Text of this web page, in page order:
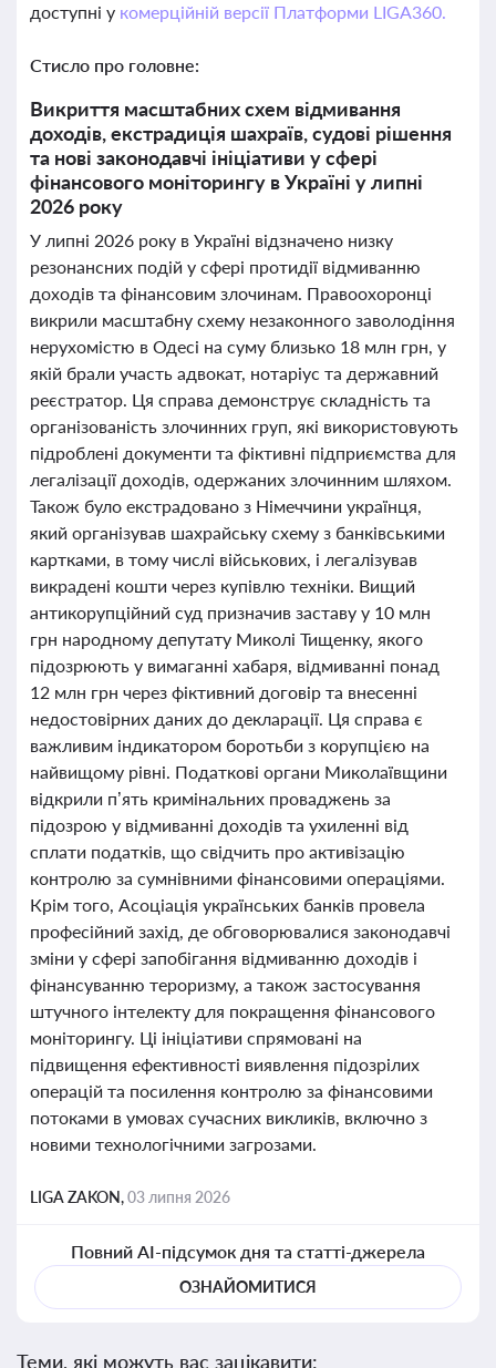
доступні у комерційній версії Платформи LIGA360.
Стисло про головне:
Викриття масштабних схем відмивання
доходів, екстрадиція шахраїв, судові рішення
та нові законодавчі ініціативи у сфері
фінансового моніторингу в Україні у липні
2026 року
У липні 2026 року в Україні відзначено низку
резонансних подій у сфері протидії відмиванню
доходів та фінансовим злочинам. Правоохоронці
викрили масштабну схему незаконного заволодіння
нерухомістю в Одесі на суму близько 18 млн грн, у
якій брали участь адвокат, нотаріус та державний
реєстратор. Ця справа демонструє складність та
організованість злочинних груп, які використовують
підроблені документи та фіктивні підприємства для
легалізації доходів, одержаних злочинним шляхом.
Також було екстрадовано з Німеччини українця,
який організував шахрайську схему з банківськими
картками, в тому числі військових, і легалізував
викрадені кошти через купівлю техніки. Вищий
антикорупційний суд призначив заставу у 10 млн
грн народному депутату Миколі Тищенку, якого
підозрюють у вимаганні хабаря, відмиванні понад
12 млн грн через фіктивний договір та внесенні
недостовірних даних до декларації. Ця справа є
важливим індикатором боротьби з корупцією на
найвищому рівні. Податкові органи Миколаївщини
відкрили п’ять кримінальних проваджень за
підозрою у відмиванні доходів та ухиленні від
сплати податків, що свідчить про активізацію
контролю за сумнівними фінансовими операціями.
Крім того, Асоціація українських банків провела
професійний захід, де обговорювалися законодавчі
зміни у сфері запобігання відмиванню доходів і
фінансуванню тероризму, а також застосування
штучного інтелекту для покращення фінансового
моніторингу. Ці ініціативи спрямовані на
підвищення ефективності виявлення підозрілих
операцій та посилення контролю за фінансовими
потоками в умовах сучасних викликів, включно з
новими технологічними загрозами.
LIGA ZAKON,03 липня 2026
Повний AI-підсумок дня та статті-джерела
ОЗНАЙОМИТИСЯ
Теми, які можуть вас зацікавити: